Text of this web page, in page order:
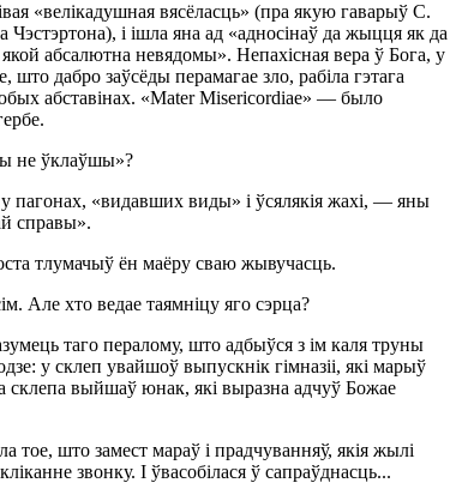
«велікадушная вясёласць» (пра якую гаварыў С.
і ішла яна ад «адносінаў да жыцця як да
абсалютна невядомы». Непахісная вера ў Бога, у
што дабро заўсёды перамагае зло, рабіла гэтага
абставінах. «Mater Misericordiae» — было
не ўклаўшы»?
у пагонах, «видавших виды» і ўсялякія жахі, — яны
справы».
тлумачыў ён маёру сваю жывучасць.
Але хто ведае таямніцу яго сэрца?
таго пералому, што адбыўся з ім каля труны
у склеп увайшоў выпускнік гімназіі, які марыў
склепа выйшаў юнак, які выразна адчуў Божае
тое, што замест мараў і прадчуванняў, якія жылі
звонку. І ўвасобілася ў сапраўднасць...